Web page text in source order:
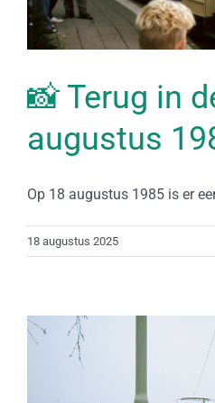
📸 Terug in
augustus
Op 18 augustus 1985 is er
18 augustus 2025